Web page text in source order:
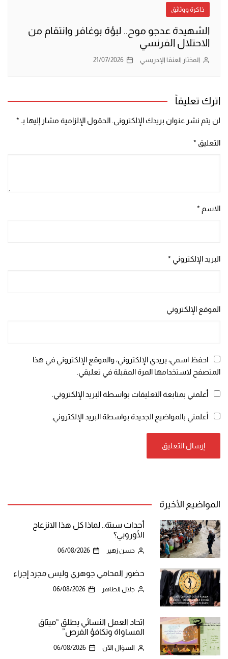
ذاكرة ووثائق
الشهيدة عدجو موح.. لبؤة بوغافر وانتقام من
الاحتلال الفرنسي
المختار العنقا الإدريسي 21/07/2026
اترك تعليقاً
لن يتم نشر عنوان بريدك الإلكتروني. الحقول الإلزامية مشار إليها بـ *
التعليق *
الاسم *
البريد الإلكتروني *
الموقع الإلكتروني
احفظ اسمي، بريدي الإلكتروني، والموقع الإلكتروني في هذا
المتصفح لاستخدامها المرة المقبلة في تعليقي.
أعلمني بمتابعة التعليقات بواسطة البريد الإلكتروني.
أعلمني بالمواضيع الجديدة بواسطة البريد الإلكتروني.
المواضيع الأخيرة
أحداث سبتة.. لماذا كل هذا الانزعاج
الأوروبي؟
حسن زهير 06/08/2026
حضور المحامي جوهري وليس مجرد إجراء
جلال الطاهر 06/08/2026
اتحاد العمل النسائي يطلق “ميثاق
المساواة وتكافؤ الفرص”
السؤال الآن 06/08/2026